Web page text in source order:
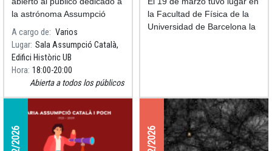
Bayés dedicado a la
astrónoma
la astrónoma Assumpció
Català con la presentación
del libro Assumpció Català, la
mujer que amaba las
estrellas, así como del dibujo
que Pila
A cargo de
Varios
Lugar Sala Assumpció Català,
Edifici Històric UB
Hora 18:00 20:00
Abierta a todos los públicos
la Facultad de Física de la
Universidad de Barcelona la
de un sol y una luna bien
dulces. Es el cuarto año que
la UB y el Gremio de
Pastelería de Barcelona se